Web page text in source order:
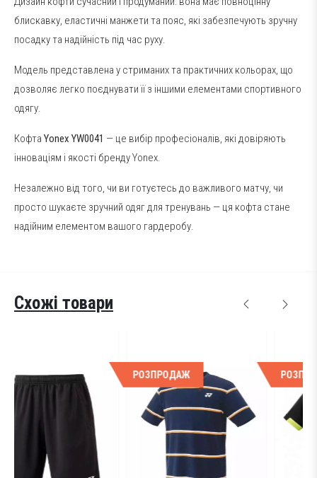
блискавку, еластичні манжети та пояс, які забезпечують зручну
посадку та надійність під час руху.
Модель представлена у стриманих та практичних кольорах, що
дозволяє легко поєднувати її з іншими елементами спортивного
одягу.
Кофта Yonex YW0041 — це вибір професіоналів, які довіряють
інноваціям і якості бренду Yonex.
Незалежно від того, чи ви готуєтесь до важливого матчу, чи
просто шукаєте зручний одяг для тренувань — ця кофта стане
надійним елементом вашого гардеробу.
Схожі товари
РОЗПРОДАЖ РОЗПРОДАЖ